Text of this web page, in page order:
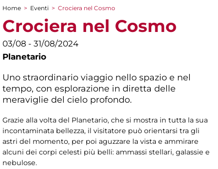
Tu sei qui
Home > Eventi > Crociera nel Cosmo
Crociera nel Cosmo
03/08 - 31/08/2024
Planetario
Uno straordinario viaggio nello spazio e nel
tempo, con esplorazione in diretta delle
meraviglie del cielo profondo.
Grazie alla volta del Planetario, che si mostra in tutta la sua
incontaminata bellezza, il visitatore può orientarsi tra gli
astri del momento, per poi aguzzare la vista e ammirare
alcuni dei corpi celesti più belli: ammassi stellari, galassie e
nebulose.